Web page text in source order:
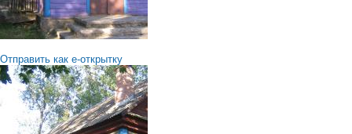
Отправить как е-открытку